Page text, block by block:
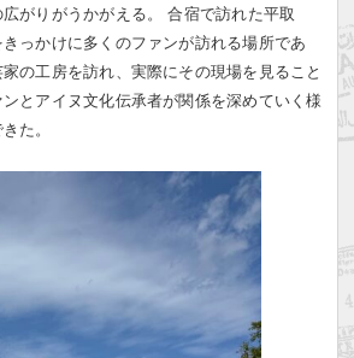
がりがうかがえる。 合宿で訪れた平取
っかけに多くのファンが訪れる場所であ
の工房を訪れ、実際にその現場を見ること
とアイヌ文化伝承者が関係を深めていく様
た。